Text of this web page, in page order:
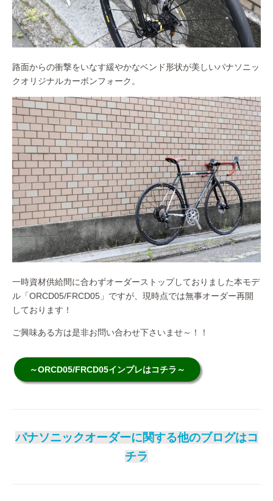
路面からの衝撃をいなす緩やかなベンド形状が美しいパナソニッ
クオリジナルカーボンフォーク。
一時資材供給間に合わずオーダーストップしておりました本モデ
ル「ORCD05/FRCD05」ですが、現時点では無事オーダー再開
しております！
ご興味ある方は是非お問い合わせ下さいませ～！！
～ORCD05/FRCD05インプレはコチラ～
パナソニックオーダーに関する他のブログはコ
チラ